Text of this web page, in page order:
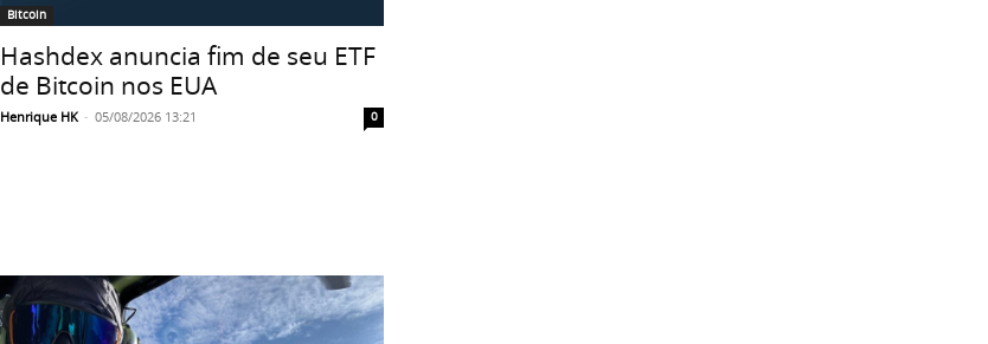
Bitcoin
Hashdex anuncia fim de seu ETF
de Bitcoin nos EUA
Henrique HK - 05/08/2026 13:21 0